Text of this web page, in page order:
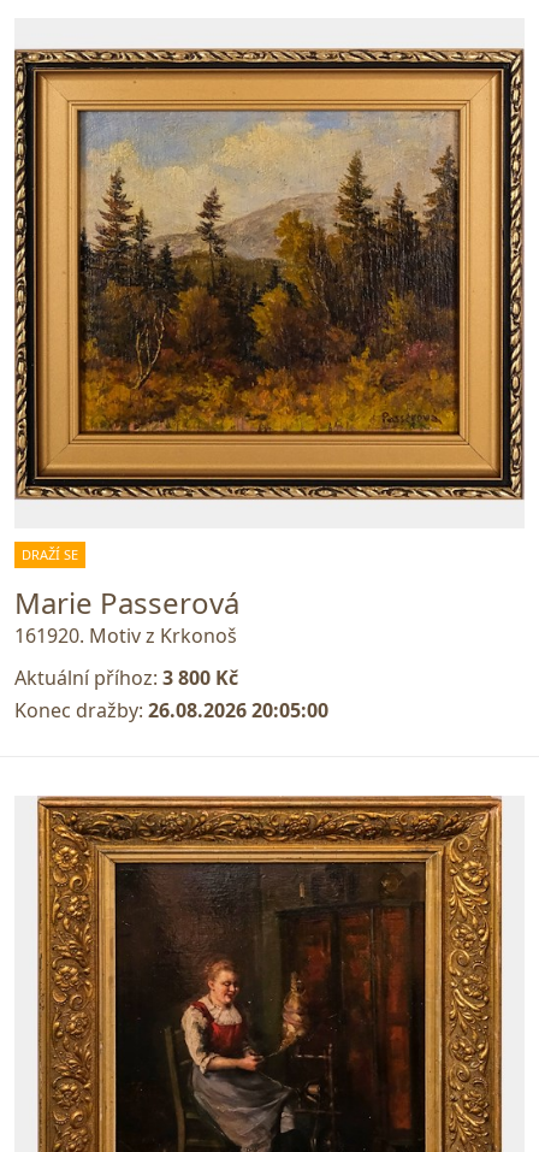
DRAŽÍ SE
Marie Passerová
161920. Motiv z Krkonoš
Aktuální příhoz: 3 800 Kč
Konec dražby: 26.08.2026 20:05:00